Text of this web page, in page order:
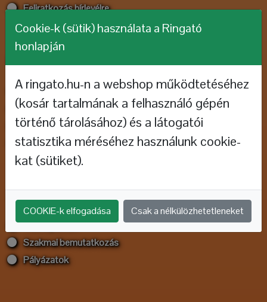
Feliratkozás hírlevélre
Helyszínek, foglalkozásvezetők
Ringató térkép
Mi az a Ringató?
Bemutatkozás - családoknak
SZAKMAI ÉRDEKLŐDŐKNEK
Tanfolyamok
Szakmai bemutatkozás
Pályázatok
Cookie-k (sütik) használata a Ringató
honlapján
A ringato.hu-n a webshop működtetéséhez
(kosár tartalmának a felhasználó gépén
történő tárolásához) és a látogatói
statisztika méréséhez használunk cookie-
kat (sütiket).
COOKIE-k elfogadása Csak a nélkülözhetetleneket